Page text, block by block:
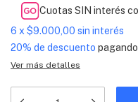
Cuotas SIN interés
6 x $9.000,00 sin interés
20% de descuento
Ver más detalles